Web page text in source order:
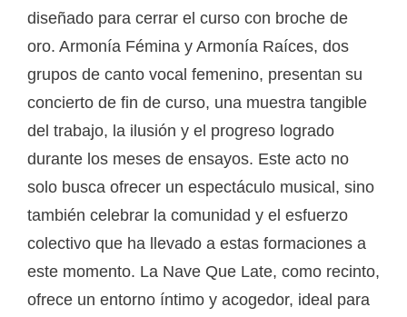
diseñado para cerrar el curso con broche de
oro. Armonía Fémina y Armonía Raíces, dos
grupos de canto vocal femenino, presentan su
concierto de fin de curso, una muestra tangible
del trabajo, la ilusión y el progreso logrado
durante los meses de ensayos. Este acto no
solo busca ofrecer un espectáculo musical, sino
también celebrar la comunidad y el esfuerzo
colectivo que ha llevado a estas formaciones a
este momento. La Nave Que Late, como recinto,
ofrece un entorno íntimo y acogedor, ideal para